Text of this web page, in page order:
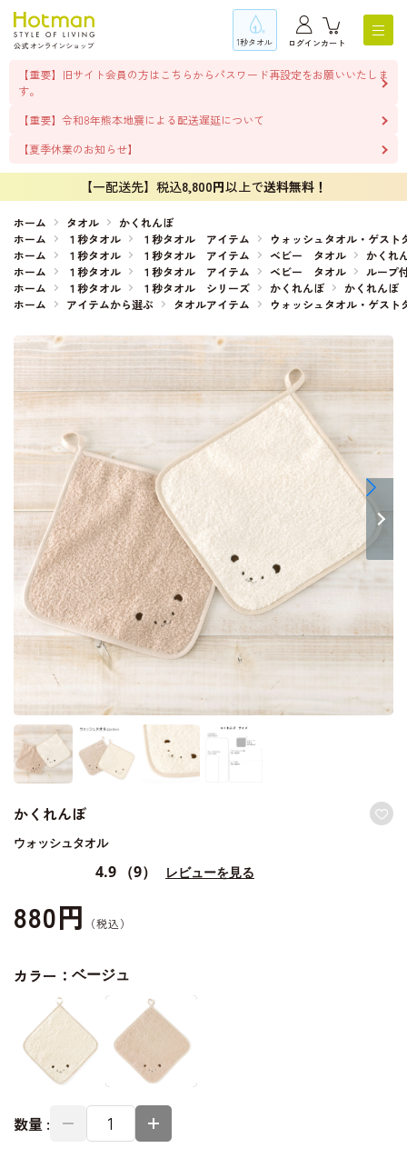
1秒タオル ログインカート
【重要】旧サイト会員の方はこちらからパスワード再設定をお願いいたしま
す。
【重要】令和8年熊本地震による配送遅延について
【夏季休業のお知らせ】
【一配送先】税込8,800円以上で送料無料！
ホーム タオル
かくれんぼ
ホーム
１秒タオル １秒タオル アイテム
ウォッシュタオル・ゲスト
ホーム
１秒タオル １秒タオル アイテム ベビー タオル
かくれ
ホーム
１秒タオル １秒タオル アイテム ベビー タオル
ループ
ホーム
１秒タオル １秒タオル シリーズ かくれんぼ
かくれんぼ
ホーム
アイテムから選ぶ タオルアイテム ウォッシュタオル・ゲスト
かくれんぼ
ウォッシュタオル
4.9 （9） レビューを見る
880円
カラー： ベージュ
数量 :